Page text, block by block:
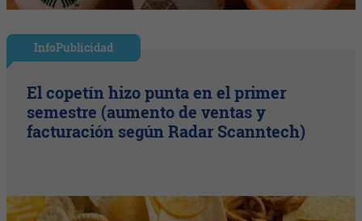
InfoPublicidad
El copetín hizo punta en el primer
semestre (aumento de ventas y
facturación según Radar Scanntech)